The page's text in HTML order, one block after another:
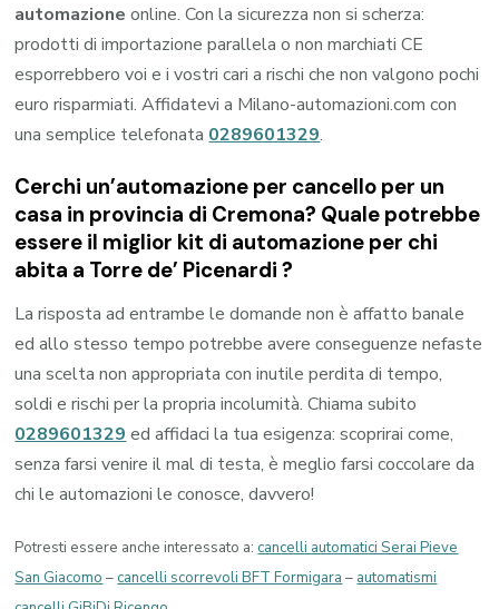
automazione online. Con la sicurezza non si scherza:
prodotti di importazione parallela o non marchiati CE
esporrebbero voi e i vostri cari a rischi che non valgono pochi
euro risparmiati. Affidatevi a Milano-automazioni.com con
una semplice telefonata 0289601329.
Cerchi un’automazione per cancello per un
casa in provincia di Cremona? Quale potrebbe
essere il miglior kit di automazione per chi
abita a Torre de’ Picenardi ?
La risposta ad entrambe le domande non è affatto banale
ed allo stesso tempo potrebbe avere conseguenze nefaste
una scelta non appropriata con inutile perdita di tempo,
soldi e rischi per la propria incolumità. Chiama subito
0289601329 ed affidaci la tua esigenza: scoprirai come,
senza farsi venire il mal di testa, è meglio farsi coccolare da
chi le automazioni le conosce, davvero!
Potresti essere anche interessato a:cancelli automatici Serai Pieve
San Giacomo –cancelli scorrevoli BFT Formigara – automatismi